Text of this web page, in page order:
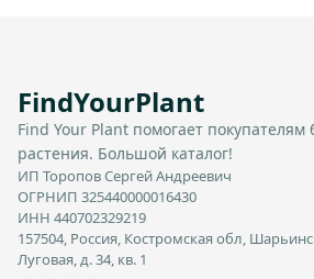
FindYourPlant
Find Your Plant помогает покупателям
растения. Большой каталог!
ИП Торопов Сергей Андреевич
ОГРНИП 325440000016430
ИНН 440702329219
157504, Россия, Костромская обл,
Луговая, д. 34, кв. 1